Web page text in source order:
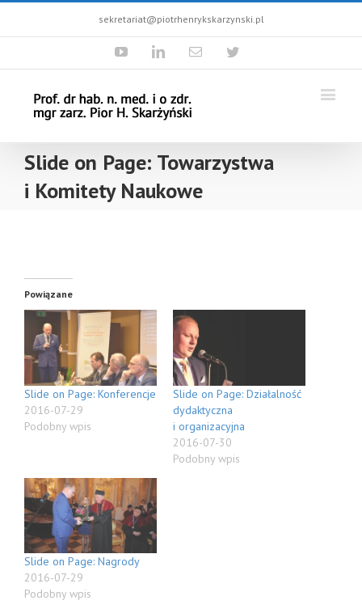
sekretariat@piotrhenrykskarzynski.pl
YoutubeLinkedinEmail Twitter
Slide on Page: Towarzystwa
i Komitety Naukowe
Powiązane
Slide on Page: Konferencje
2016-07-29
Podobny wpis
Slide on Page: Działalność
dydaktyczna
i organizacyjna
2016-07-30
Podobny wpis
Slide on Page: Nagrody
2016-07-29
Podobny wpis